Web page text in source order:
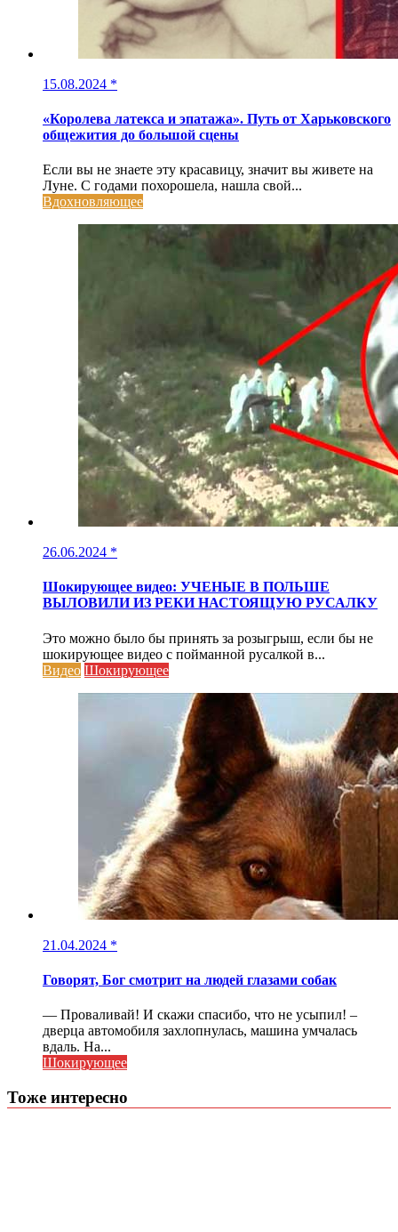
15.08.2024 *
«Королева латекса и эпатажа». Путь от Харьковского
общежития до большой сцены
Если вы не знаете эту красавицу, значит вы живете на
Луне. С годами похорошела, нашла свой...
Вдохновляющее
26.06.2024 *
Шокирующее видео: УЧЕНЫЕ В ПОЛЬШЕ
ВЫЛОВИЛИ ИЗ РЕКИ НАСТОЯЩУЮ РУСАЛКУ
Это можно было бы принять за розыгрыш, если бы не
шокирующее видео с пойманной русалкой в...
Видео Шокирующее
21.04.2024 *
Говорят, Бог смотрит на людей глазами собак
— Проваливай! И скажи спасибо, что не усыпил! –
дверца автомобиля захлопнулась, машина умчалась
вдаль. На...
Шокирующее
Тоже интересно